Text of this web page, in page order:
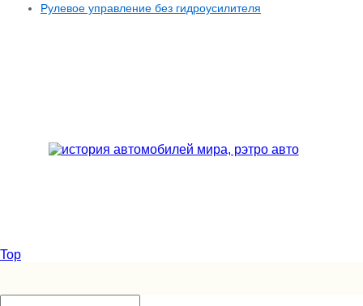
Рулевое управление без гидроусилителя
Top